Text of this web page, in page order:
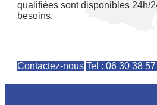
qualifiées sont disponibles 24h/
besoins.
Contactez-nous Tel : 06 30 38